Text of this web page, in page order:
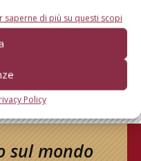
saperne di più su questi scopi
Policy
sul mondo